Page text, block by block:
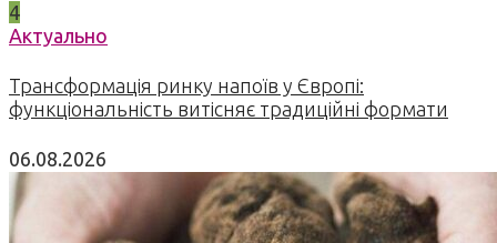
4
Актуально
Трансформація ринку напоїв у Європі:
функціональність витісняє традиційні формати
06.08.2026